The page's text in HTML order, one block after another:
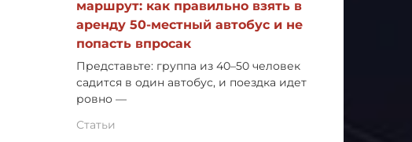
маршрут: как правильно взять в
аренду 50-местный автобус и не
попасть впросак
Представьте: группа из 40–50 человек
садится в один автобус, и поездка идет
ровно —
Статьи